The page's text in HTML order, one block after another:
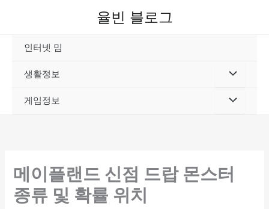
율빈 블로그
인터넷 밈
생활정보
게임정보
메이플랜드 신점 드랍 몬스터
종류 및 확률 위치